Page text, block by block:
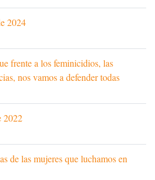
2024
frente a los feminicidios, las
nos vamos a defender todas
2022
de las mujeres que luchamos en